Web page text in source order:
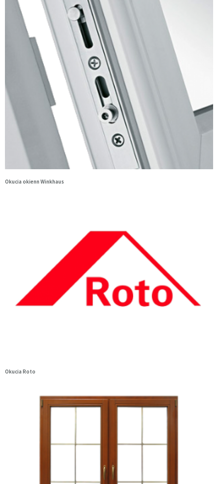
Okucia okienn Winkhaus
Okucia Roto